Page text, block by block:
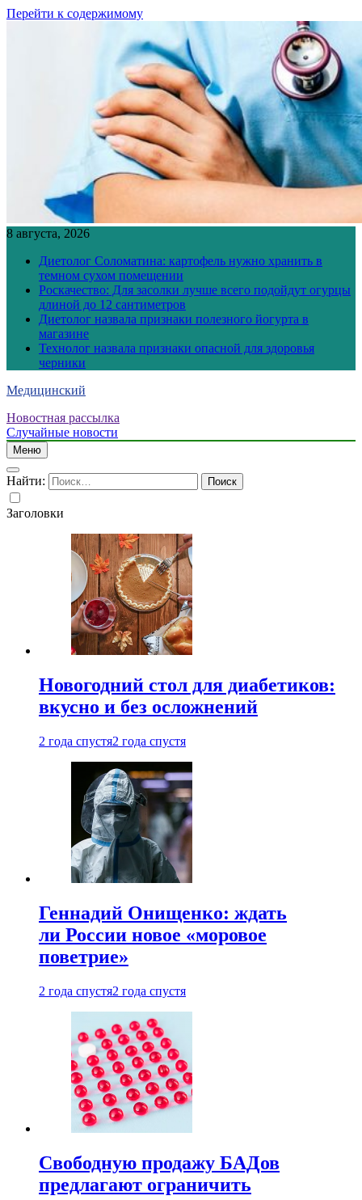
Перейти к содержимому
8 августа, 2026
Диетолог Соломатина: картофель нужно хранить в
темном сухом помещении
Роскачество: Для засолки лучше всего подойдут огурцы
длиной до 12 сантиметров
Диетолог назвала признаки полезного йогурта в
магазине
Технолог назвала признаки опасной для здоровья
черники
Медицинский
Новостная рассылка
Случайные новости
Меню
Найти:
Заголовки
Новогодний стол для диабетиков:
вкусно и без осложнений
2 года спустя2 года спустя
Геннадий Онищенко: ждать
ли России новое «моровое
поветрие»
2 года спустя2 года спустя
Свободную продажу БАДов
предлагают ограничить